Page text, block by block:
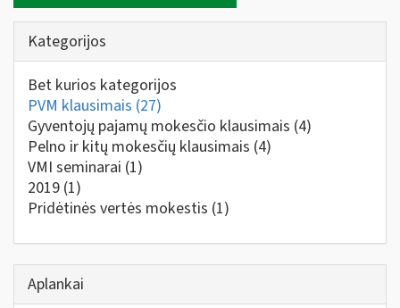
Kategorijos
Bet kurios kategorijos
PVM klausimais (27)
Gyventojų pajamų mokesčio klausimais (4)
Pelno ir kitų mokesčių klausimais (4)
VMI seminarai (1)
2019 (1)
Pridėtinės vertės mokestis (1)
Aplankai